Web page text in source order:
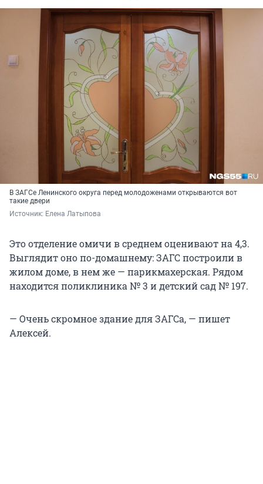
В ЗАГСе Ленинского округа перед молодоженами открываются вот
такие двери
Источник: Елена Латыпова
Это отделение омичи в среднем оценивают на 4,3.
Выглядит оно по-домашнему: ЗАГС построили в
жилом доме, в нем же — парикмахерская. Рядом
находится поликлиника № 3 и детский сад № 197.
— Очень скромное здание для ЗАГСа, — пишет
Алексей.